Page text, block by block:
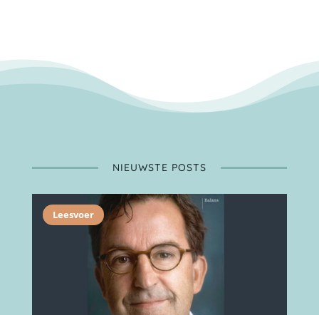
NIEUWSTE POSTS
Leesvoer